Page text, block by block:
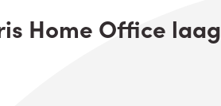
Home Office laag